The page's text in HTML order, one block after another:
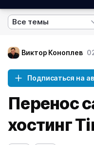
Все темы
Виктор Коноплев
Подписаться на
Перенос
хостинг